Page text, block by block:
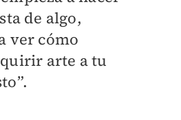
de algo,
ver cómo
arte a tu